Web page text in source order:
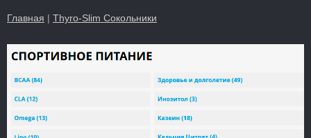
Главная | Thyro-Slim Сокольники